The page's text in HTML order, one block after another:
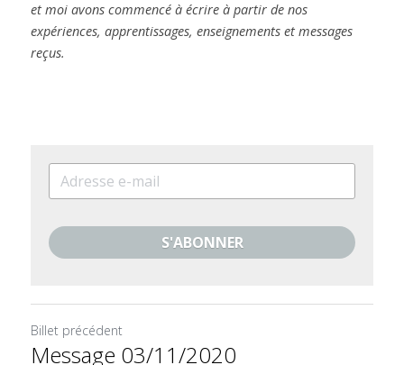
et moi avons commencé à écrire à partir de nos
expériences, apprentissages, enseignements et messages
reçus.
S'ABONNER
Billet précédent
Message 03/11/2020